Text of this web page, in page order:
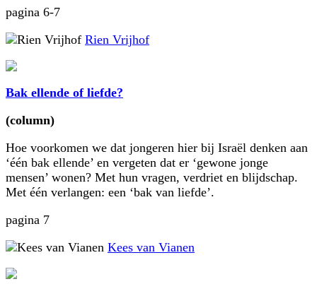
pagina 6-7
Rien Vrijhof
Bak ellende of liefde?
(column)
Hoe voorkomen we dat jongeren hier bij Israël denken aan
‘één bak ellende’ en vergeten dat er ‘gewone jonge
mensen’ wonen? Met hun vragen, verdriet en blijdschap.
Met één verlangen: een ‘bak van liefde’.
pagina 7
Kees van Vianen